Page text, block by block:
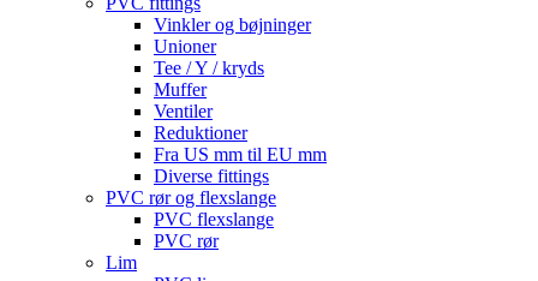
Vinkler og bøjninger
Unioner
Tee / Y / kryds
Muffer
Ventiler
Reduktioner
Fra US mm til EU mm
Diverse fittings
PVC rør og flexslange
PVC flexslange
PVC rør
Lim